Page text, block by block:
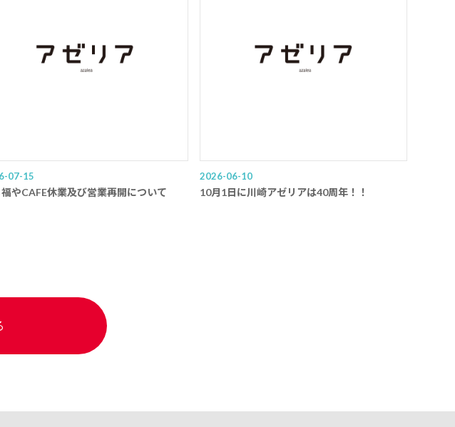
07-15
福やCAFE休業及び営業再開について
2026-06-10
10月1日に川崎アゼリアは40周年！！